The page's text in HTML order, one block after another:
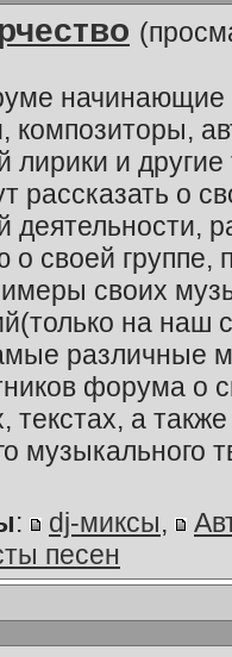
начинающие
композиторы,
лирики и другие
рассказать о
деятельности,
своей группе,
своих
на наш
различные
форума о
текстах, а
музыкального
: dj-миксы,
песен